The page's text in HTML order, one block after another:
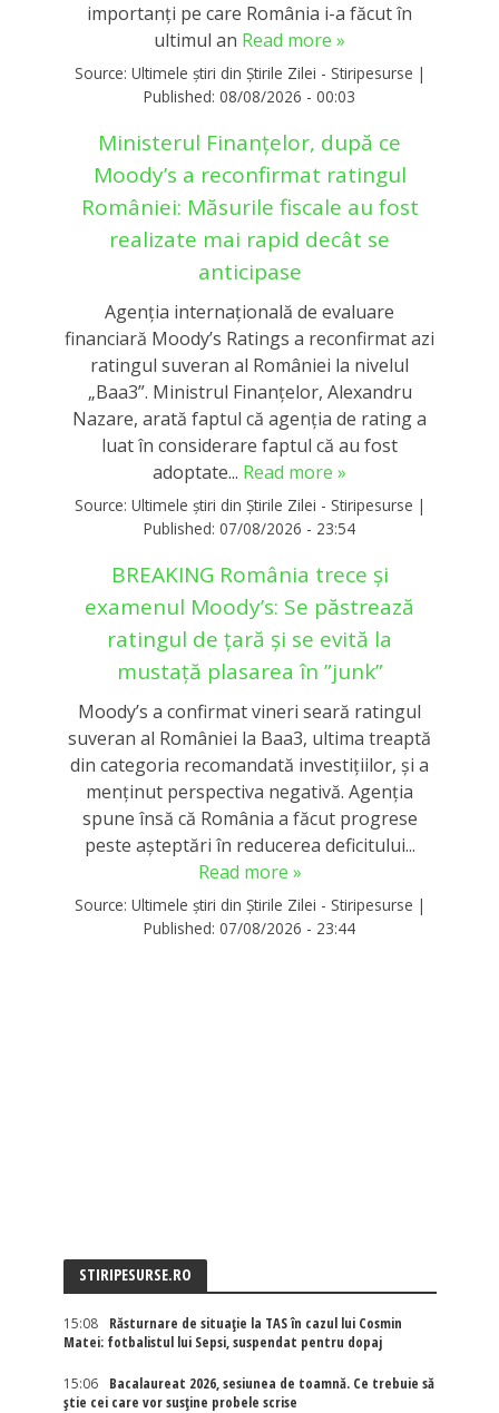
importanți pe care România i-a făcut în
ultimul an Read more »
Source: Ultimele știri din Știrile Zilei - Stiripesurse |
Published: 08/08/2026 - 00:03
Ministerul Finanțelor, după ce
Moody’s a reconfirmat ratingul
României: Măsurile fiscale au fost
realizate mai rapid decât se
anticipase
Agenția internațională de evaluare
financiară Moody’s Ratings a reconfirmat azi
ratingul suveran al României la nivelul
„Baa3”. Ministrul Finanțelor, Alexandru
Nazare, arată faptul că agenția de rating a
luat în considerare faptul că au fost
adoptate... Read more »
Source: Ultimele știri din Știrile Zilei - Stiripesurse |
Published: 07/08/2026 - 23:54
BREAKING România trece și
examenul Moody’s: Se păstrează
ratingul de țară și se evită la
mustață plasarea în ”junk”
Moody’s a confirmat vineri seară ratingul
suveran al României la Baa3, ultima treaptă
din categoria recomandată investițiilor, și a
menținut perspectiva negativă. Agenția
spune însă că România a făcut progrese
peste așteptări în reducerea deficitului...
Read more »
Source: Ultimele știri din Știrile Zilei - Stiripesurse |
Published: 07/08/2026 - 23:44
STIRIPESURSE.RO
15:08
Răsturnare de situație la TAS în cazul lui Cosmin
Matei: fotbalistul lui Sepsi, suspendat pentru dopaj
15:06
Bacalaureat 2026, sesiunea de toamnă. Ce trebuie să
știe cei care vor susține probele scrise